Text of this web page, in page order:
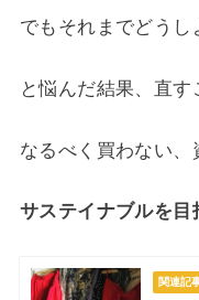
でもそれまでどうし
と悩んだ結果、直す
なるべく買わない、
サステイナブルを目
関連記